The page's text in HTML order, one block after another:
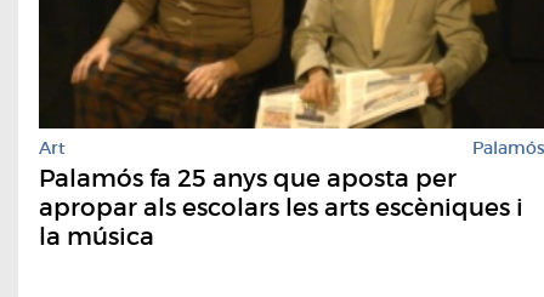
Art Palamós
Palamós fa 25 anys que aposta per
apropar als escolars les arts escèniques i
la música